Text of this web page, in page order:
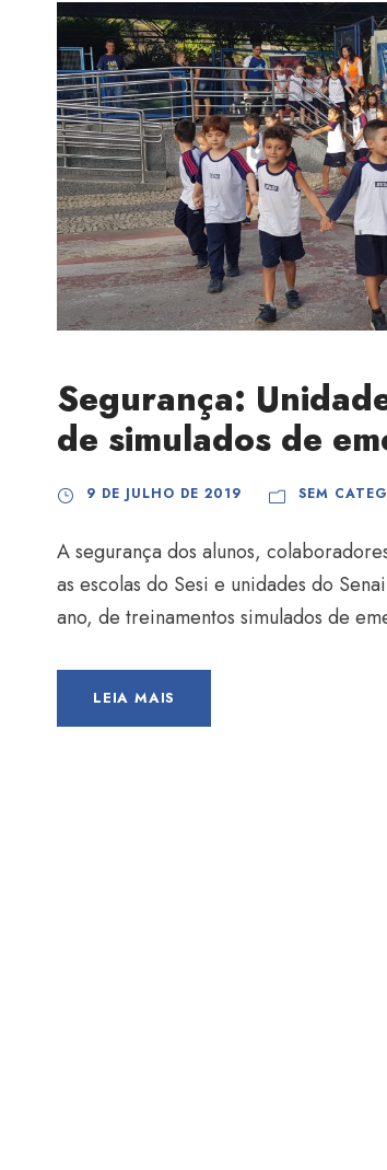
Segurança:
de simulados de
9 DE JULHO DE 2019 SEM
A segurança dos alunos,
as escolas do Sesi e unidades do
ano, de treinamentos simulados de
LEIA MAIS